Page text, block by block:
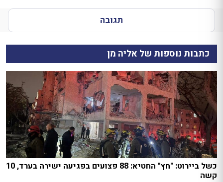
תגובה
כתבות נוספות של אליה מן
כשל ביירוט: "חץ" החטיא: 88 פצועים בפגיעה ישירה בערד, 10
קשה